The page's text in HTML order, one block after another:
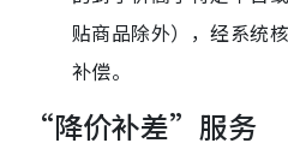
贴商品除外），经系统
补偿。
“降价补差”服务